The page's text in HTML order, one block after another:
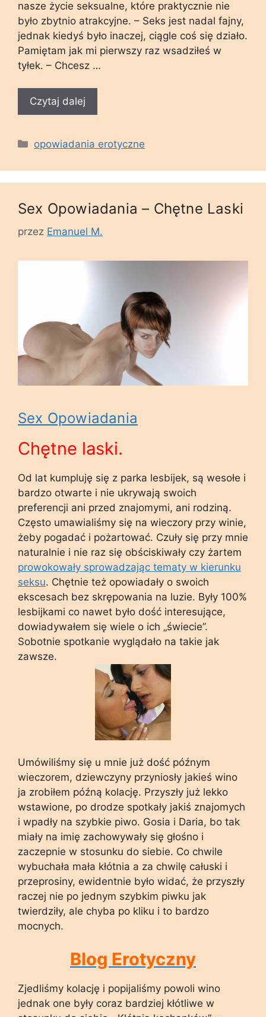
nasze życie seksualne, które praktycznie nie
było zbytnio atrakcyjne. – Seks jest nadal fajny,
jednak kiedyś było inaczej, ciągle coś się działo.
Pamiętam jak mi pierwszy raz wsadziłeś w
tyłek. – Chcesz …
Czytaj dalej
Kategorie
opowiadania erotyczne
Sex Opowiadania – Chętne Laski
przez Emanuel M.
Sex Opowiadania
Chętne laski.
Od lat kumpluję się z parka lesbijek, są wesołe i
bardzo otwarte i nie ukrywają swoich
preferencji ani przed znajomymi, ani rodziną.
Często umawialiśmy się na wieczory przy winie,
żeby pogadać i pożartować. Czuły się przy mnie
naturalnie i nie raz się obściskiwały czy żartem
prowokowały sprowadzając tematy w kierunku
seksu. Chętnie też opowiadały o swoich
ekscesach bez skrępowania na luzie. Były 100%
lesbijkami co nawet było dość interesujące,
dowiadywałem się wiele o ich „świecie”.
Sobotnie spotkanie wyglądało na takie jak
zawsze.
Umówiliśmy się u mnie już dość późnym
wieczorem, dziewczyny przyniosły jakieś wino
ja zrobiłem późną kolację. Przyszły już lekko
wstawione, po drodze spotkały jakiś znajomych
i wpadły na szybkie piwo. Gosia i Daria, bo tak
miały na imię zachowywały się głośno i
zaczepnie w stosunku do siebie. Co chwile
wybuchała mała kłótnia a za chwilę całuski i
przeprosiny, ewidentnie było widać, że przyszły
raczej nie po jednym szybkim piwku jak
twierdziły, ale chyba po kliku i to bardzo
mocnych.
Blog Erotyczny
Zjedliśmy kolację i popijaliśmy powoli wino
jednak one były coraz bardziej kłótliwe w